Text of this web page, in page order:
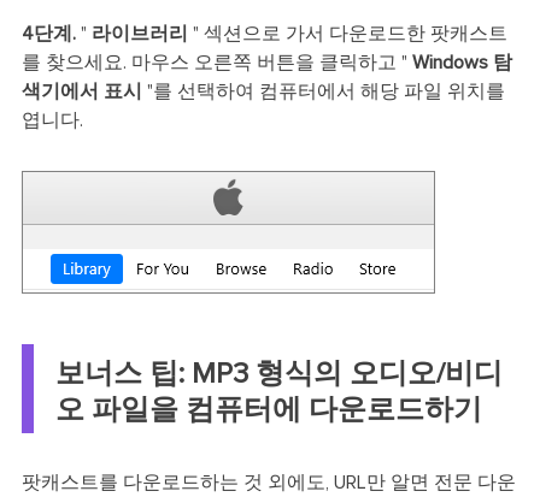
4단계." 라이브러리 " 섹션으로 가서 다운로드한 팟캐스트
를 찾으세요. 마우스 오른쪽 버튼을 클릭하고 " Windows 탐
색기에서 표시
"를 선택하여 컴퓨터에서 해당 파일 위치를
엽니다.
보너스 팁: MP3 형식의 오디오/비디
오 파일을 컴퓨터에 다운로드하기
팟캐스트를 다운로드하는 것 외에도, URL만 알면 전문 다운